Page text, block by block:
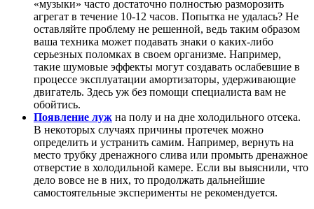
«музыки» часто достаточно полностью разморозить
агрегат в течение 10-12 часов. Попытка не удалась? Не
оставляйте проблему не решенной, ведь таким образом
ваша техника может подавать знаки о каких-либо
серьезных поломках в своем организме. Например,
такие шумовые эффекты могут создавать ослабевшие в
процессе эксплуатации амортизаторы, удерживающие
двигатель. Здесь уж без помощи специалиста вам не
обойтись.
Появление луж на полу и на дне холодильного отсека.
В некоторых случаях причины протечек можно
определить и устранить самим. Например, вернуть на
место трубку дренажного слива или промыть дренажное
отверстие в холодильной камере. Если вы выяснили, что
дело вовсе не в них, то продолжать дальнейшие
самостоятельные эксперименты не рекомендуется.